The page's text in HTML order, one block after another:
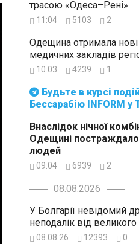
Бессарабію INFORM у
трасою «Одеса–Рені»
11:04 5103 2
Одещина отримала
медичних закладів
10:03 4239 1
Внаслідок нічної
Одещині
людей
09:04 6939 2
08.08.2026
У Болгарії невідомий
неподалік від
08.08.26 12393 0